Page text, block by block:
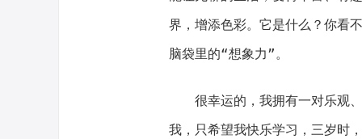
界，增添色彩。它是什么？你看
脑袋里的“想象力”。
很幸运的，我拥有一对乐观
我，只希望我快乐学习，三岁时